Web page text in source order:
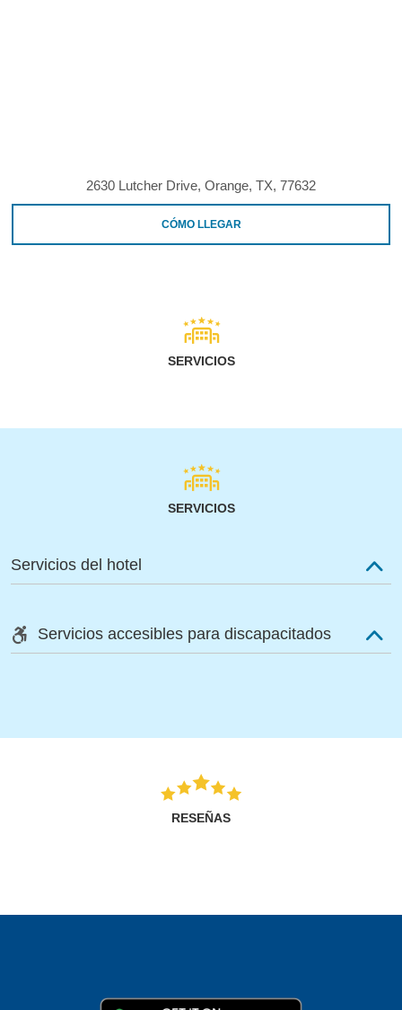
2630 Lutcher Drive, Orange, TX, 77632
CÓMO LLEGAR
SERVICIOS
SERVICIOS
Servicios del hotel
Servicios accesibles para discapacitados
RESEÑAS